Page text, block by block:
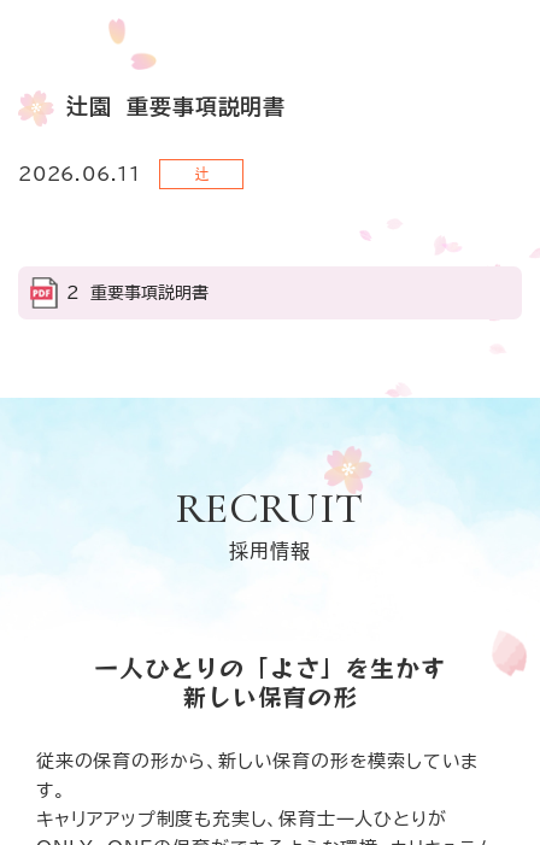
辻園 重要事項説明書
2026.06.11 辻
２ 重要事項説明書
RECRUIT
採用情報
一人ひとりの「よさ」を生かす
新しい保育の形
従来の保育の形から、新しい保育の形を模索していま
す。
キャリアアップ制度も充実し、保育士一人ひとりが